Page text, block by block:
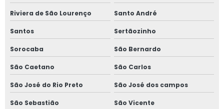
Riviera de São Lourenço Santo André
Santos Sertãozinho
Sorocaba São Bernardo
São Caetano São Carlos
São José do Rio Preto São José dos campos
São Sebastião São Vicente